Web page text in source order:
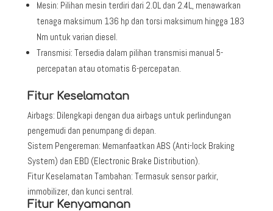
Mesin: Pilihan mesin terdiri dari 2.0L dan 2.4L, menawarkan
tenaga maksimum 136 hp dan torsi maksimum hingga 183
Nm untuk varian diesel.
Transmisi: Tersedia dalam pilihan transmisi manual 5-
percepatan atau otomatis 6-percepatan.
Fitur Keselamatan
Airbags: Dilengkapi dengan dua airbags untuk perlindungan
pengemudi dan penumpang di depan.
Sistem Pengereman: Memanfaatkan ABS (Anti-lock Braking
System) dan EBD (Electronic Brake Distribution).
Fitur Keselamatan Tambahan: Termasuk sensor parkir,
immobilizer, dan kunci sentral.
Fitur Kenyamanan